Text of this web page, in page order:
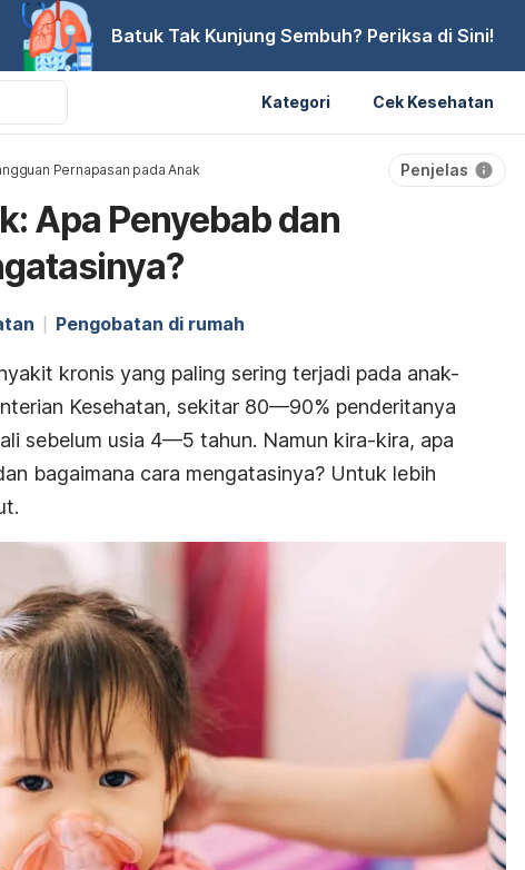
Batuk Tak Kunjung Sembuh? Periksa di Sini!
Kategori Cek Kesehatan
Pernapasan pada Anak Penjelas
Apa Penyebab dan
Pengobatan di rumah
kronis yang paling sering terjadi pada anak-
Kesehatan, sekitar 80—90% penderitanya
sebelum usia 4—5 tahun. Namun kira-kira, apa
bagaimana cara mengatasinya? Untuk lebih